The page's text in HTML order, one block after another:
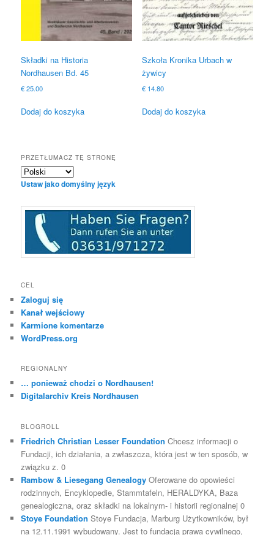
Składki na Historia
Nordhausen Bd. 45
€25.00
Dodaj do koszyka
Szkoła Kronika Urbach w
żywicy
€14.80
Dodaj do koszyka
PRZETŁUMACZ TĘ STRONĘ
Ustaw jako domyślny język
CEL
Zaloguj się
Kanał wejściowy
Karmione komentarze
WordPress.org
REGIONALNY
… ponieważ chodzi o Nordhausen!
Digitalarchiv Kreis Nordhausen
BLOGROLL
Friedrich Christian Lesser Foundation Chcesz informacji o
Fundacji, ich działania, a zwłaszcza, która jest w ten sposób, w
związku z. 0
Rambow & Liesegang Genealogy Oferowane do opowieści
rodzinnych, Encyklopedie, Stammtafeln, HERALDYKA, Baza
genealogiczna, oraz składki na lokalnym- i historii regionalnej 0
Stoye Foundation Stoye Fundacja, Marburg Użytkowników, był
na 12.11.1991 wybudowany. Jest to fundacja prawa cywilnego,